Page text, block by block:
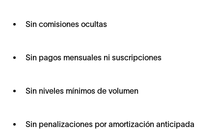
Sin comisiones ocultas
Sin pagos mensuales ni suscripciones
Sin niveles mínimos de volumen
Sin penalizaciones por amortización anticipada